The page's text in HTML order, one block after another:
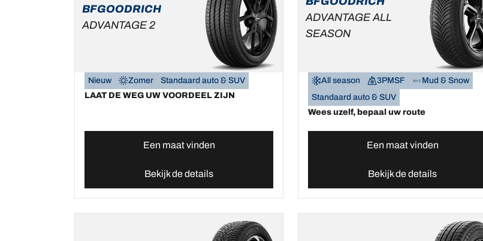
BFGOODRICH
ADVANTAGE 2
Nieuw Zomer
Standaard auto & SUV
LAAT DE WEG UW VOORDEEL ZIJN
Een maat vinden
Bekijk de details
ADVANTAGE ALL
SEASON
All season 3PMSF
Mud & Snow
Standaard auto & SUV
Wees uzelf, bepaal uw route
Een maat vinden
Bekijk de details